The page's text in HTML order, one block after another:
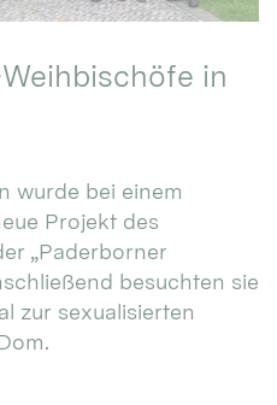
in
wurde bei einem
Projekt des
„Paderborner
besuchten sie
zur sexualisierten